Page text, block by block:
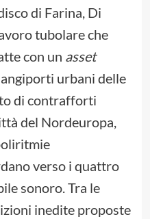
di Farina, Di
tubolare che
con un asset
urbani delle
di contrafforti
del Nordeuropa,
verso i quattro
sonoro. Tra le
inedite proposte